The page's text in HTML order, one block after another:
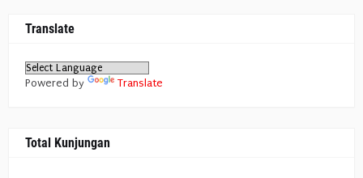
Translate
Powered by Translate
Total Kunjungan